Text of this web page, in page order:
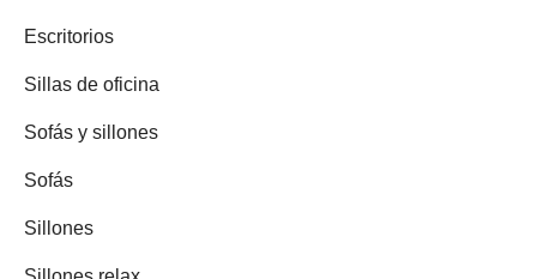
Escritorios
Sillas de oficina
Sofás y sillones
Sofás
Sillones